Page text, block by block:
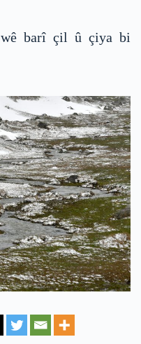
barî çil û çiya bi